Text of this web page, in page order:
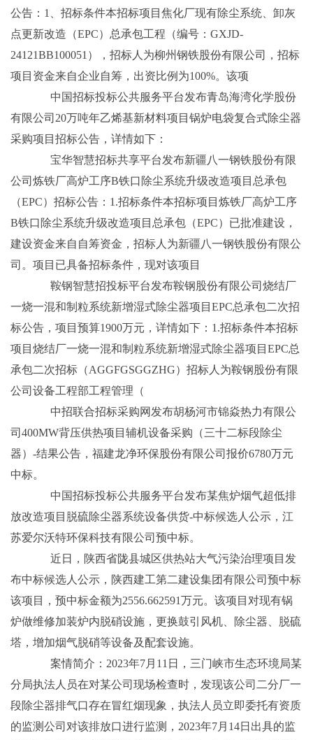
公告：1、招标条件本招标项目焦化厂现有除尘系统、卸灰
点更新改造（EPC）总承包工程（编号：GXJD-
24121BB100051），招标人为柳州钢铁股份有限公司，招标
项目资金来自企业自筹，出资比例为100%。该项
中国招标投标公共服务平台发布青岛海湾化学股份
有限公司20万吨年乙烯基新材料项目锅炉电袋复合式除尘器
采购项目招标公告，详情如下：
宝华智慧招标共享平台发布新疆八一钢铁股份有限
公司炼铁厂高炉工序B铁口除尘系统升级改造项目总承包
（EPC）招标公告：1.招标条件本招标项目炼铁厂高炉工序
B铁口除尘系统升级改造项目总承包（EPC）已批准建设，
建设资金来自自筹资金，招标人为新疆八一钢铁股份有限公
司。项目已具备招标条件，现对该项目
鞍钢智慧招投标平台发布鞍钢股份有限公司烧结厂
一烧一混和制粒系统新增湿式除尘器项目EPC总承包二次招
标公告，项目预算1900万元，详情如下：1.招标条件本招标
项目烧结厂一烧一混和制粒系统新增湿式除尘器项目EPC总
承包二次招标（AGGFGSGGZHG）招标人为鞍钢股份有限
公司设备工程部工程管理（
中招联合招标采购网发布胡杨河市锦焱热力有限公
司400MW背压供热项目辅机设备采购（三十二标段除尘
器）-结果公告，福建龙净环保股份有限公司报价6780万元
中标。
中国招标投标公共服务平台发布某焦炉烟气超低排
放改造项目脱硫除尘器系统设备供货-中标候选人公示，江
苏爱尔沃特环保科技有限公司预中标。
近日，陕西省陇县城区供热站大气污染治理项目发
布中标候选人公示，陕西建工第二建设集团有限公司预中标
该项目，预中标金额为2556.662591万元。该项目对现有锅
炉做维修加装炉内脱硝设施，更换鼓引风机、除尘器、脱硫
塔，增加烟气脱硝等设备及配套设施。
案情简介：2023年7月11日，三门峡市生态环境局某
分局执法人员在对某公司现场检查时，发现该公司二分厂一
段除尘器排气口存在冒红烟现象，执法人员立即委托有资质
的监测公司对该排放口进行监测，2023年7月14日出具的监